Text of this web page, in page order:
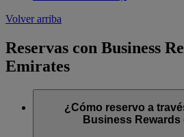
Volver arriba
Reservas con Business
Emirates
¿Cómo reservo a
Business Rewards